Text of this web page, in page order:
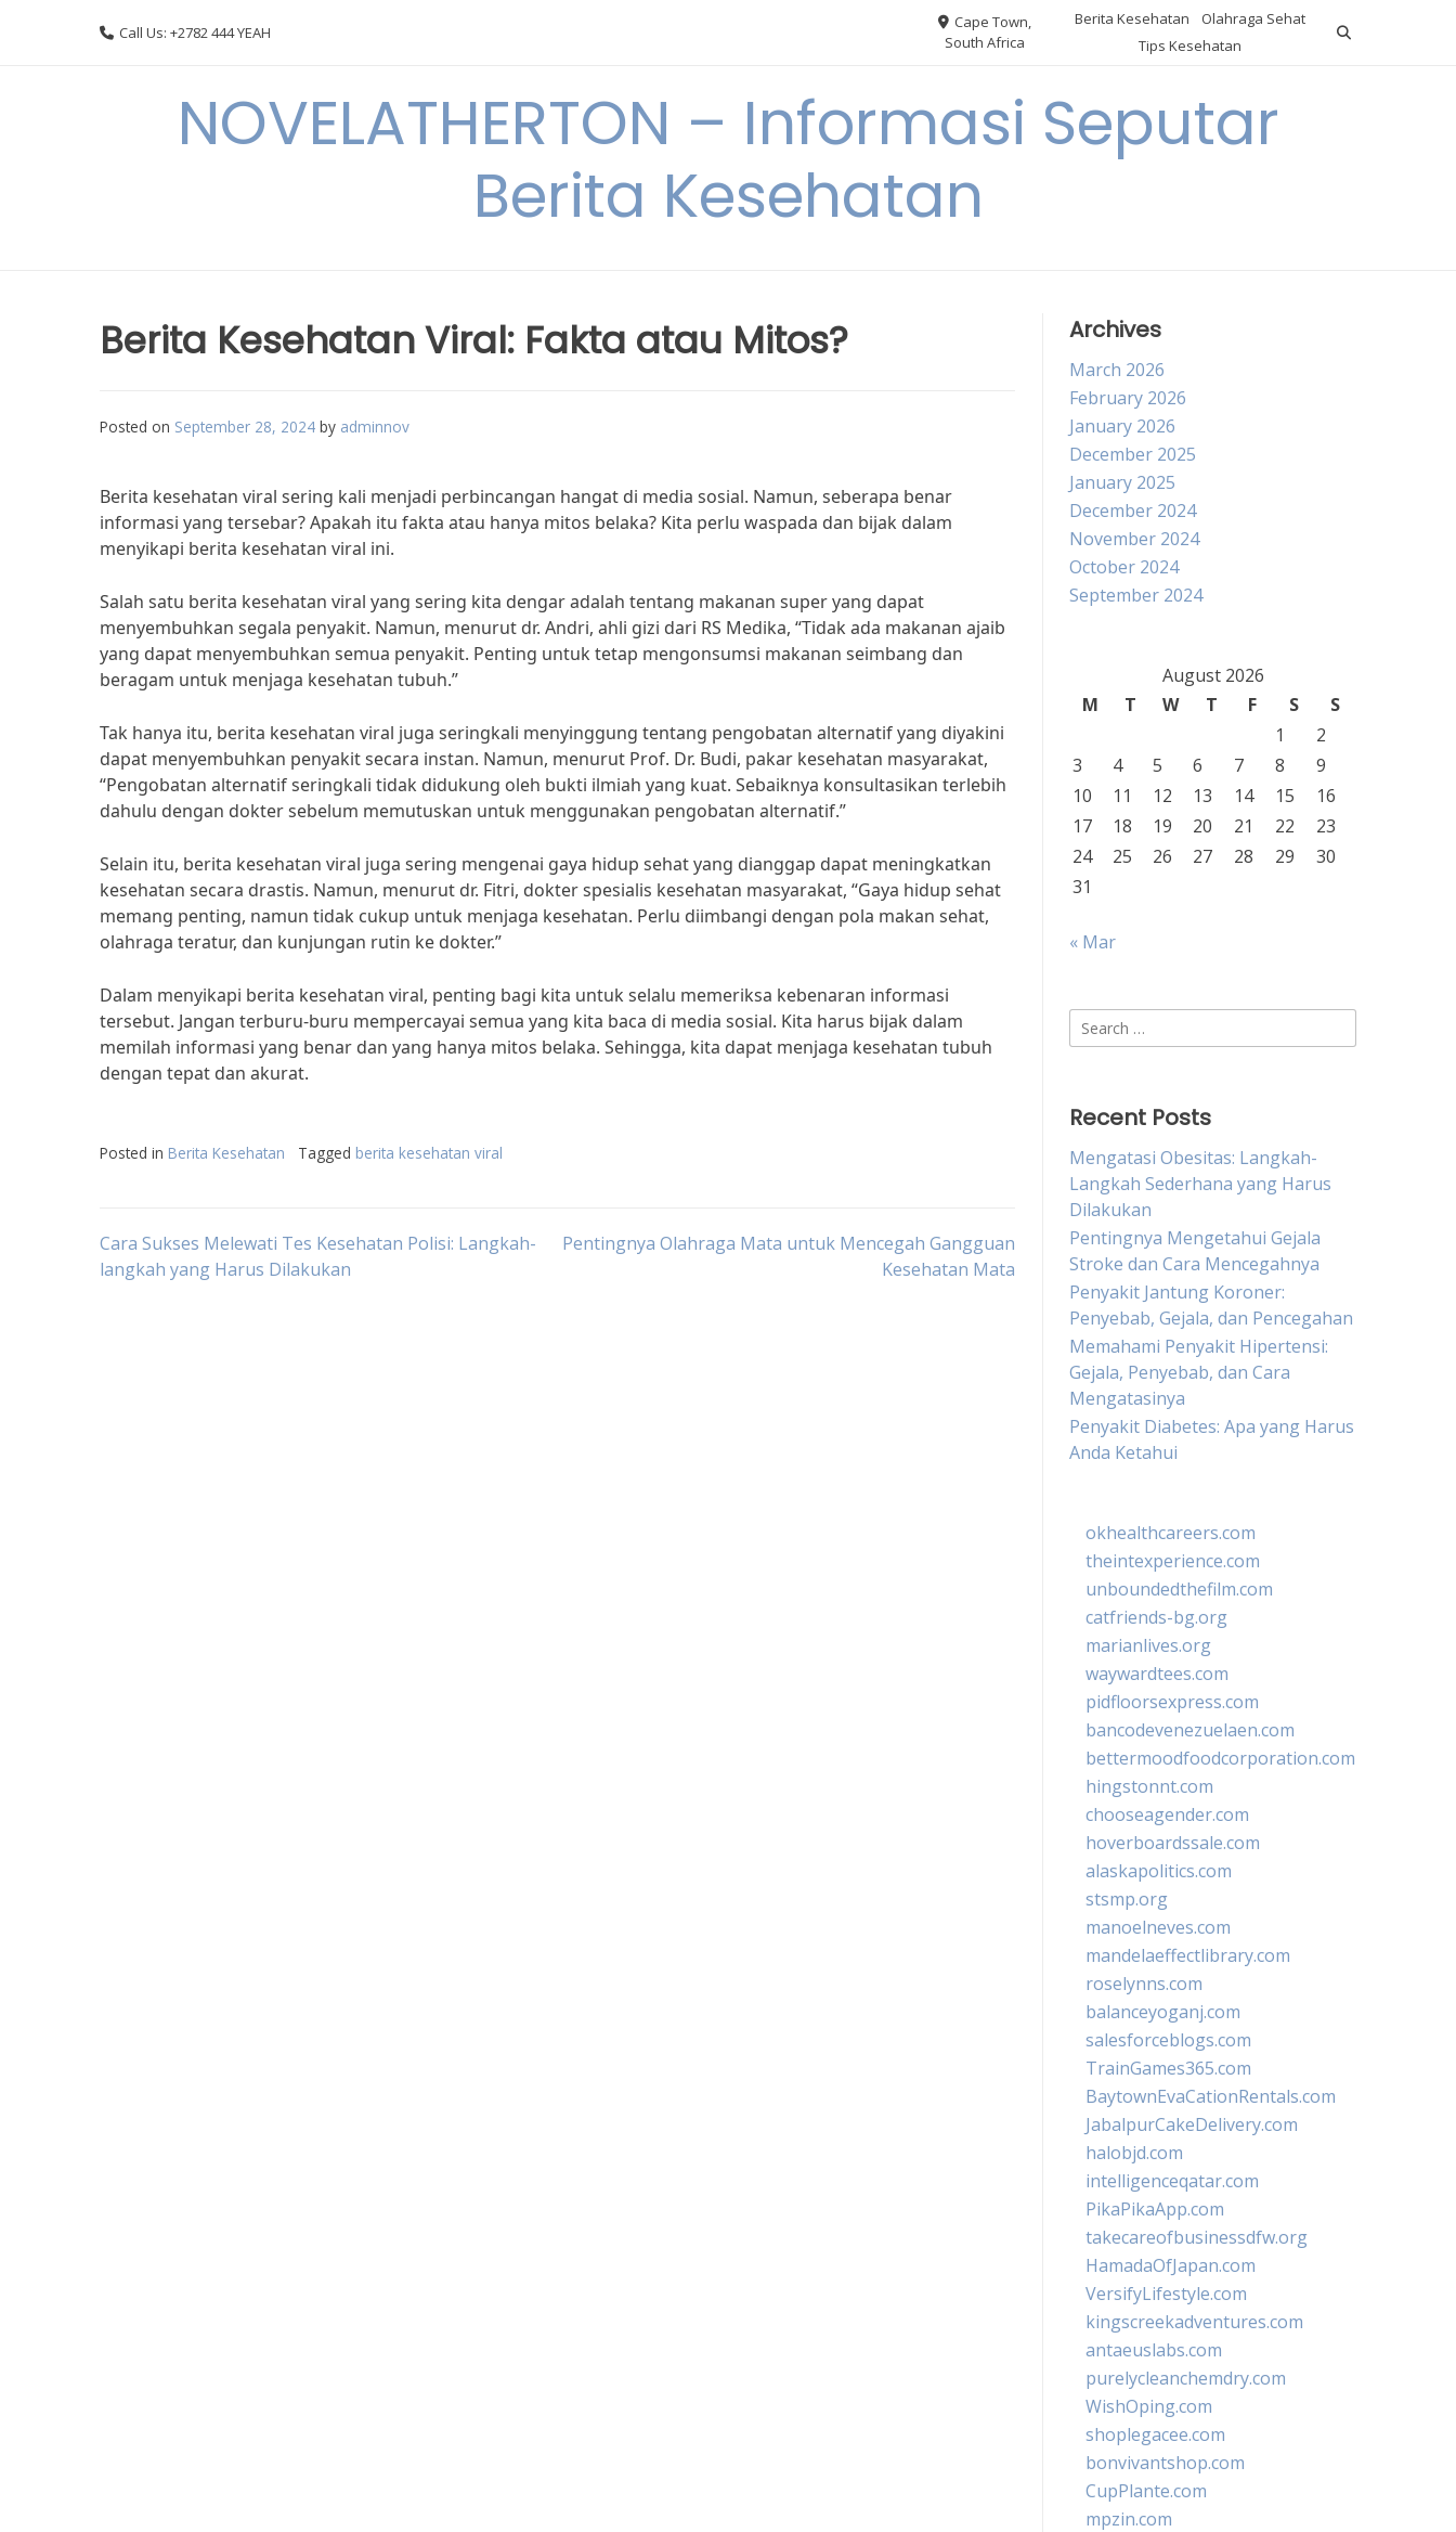
Call Us: +2782 444 YEAH
Cape Town,
South Africa
Berita Kesehatan
Olahraga Sehat
Tips Kesehatan
NOVELATHERTON – Informasi Seputar
Berita Kesehatan
Berita Kesehatan Viral: Fakta atau Mitos?
Posted on September 28, 2024 by adminnov
Berita kesehatan viral sering kali menjadi perbincangan hangat di media sosial. Namun, seberapa benar
informasi yang tersebar? Apakah itu fakta atau hanya mitos belaka? Kita perlu waspada dan bijak dalam
menyikapi berita kesehatan viral ini.
Salah satu berita kesehatan viral yang sering kita dengar adalah tentang makanan super yang dapat
menyembuhkan segala penyakit. Namun, menurut dr. Andri, ahli gizi dari RS Medika, “Tidak ada makanan ajaib
yang dapat menyembuhkan semua penyakit. Penting untuk tetap mengonsumsi makanan seimbang dan
beragam untuk menjaga kesehatan tubuh.”
Tak hanya itu, berita kesehatan viral juga seringkali menyinggung tentang pengobatan alternatif yang diyakini
dapat menyembuhkan penyakit secara instan. Namun, menurut Prof. Dr. Budi, pakar kesehatan masyarakat,
“Pengobatan alternatif seringkali tidak didukung oleh bukti ilmiah yang kuat. Sebaiknya konsultasikan terlebih
dahulu dengan dokter sebelum memutuskan untuk menggunakan pengobatan alternatif.”
Selain itu, berita kesehatan viral juga sering mengenai gaya hidup sehat yang dianggap dapat meningkatkan
kesehatan secara drastis. Namun, menurut dr. Fitri, dokter spesialis kesehatan masyarakat, “Gaya hidup sehat
memang penting, namun tidak cukup untuk menjaga kesehatan. Perlu diimbangi dengan pola makan sehat,
olahraga teratur, dan kunjungan rutin ke dokter.”
Dalam menyikapi berita kesehatan viral, penting bagi kita untuk selalu memeriksa kebenaran informasi
tersebut. Jangan terburu-buru mempercayai semua yang kita baca di media sosial. Kita harus bijak dalam
memilah informasi yang benar dan yang hanya mitos belaka. Sehingga, kita dapat menjaga kesehatan tubuh
dengan tepat dan akurat.
Posted in Berita Kesehatan Tagged berita kesehatan viral
Post
Cara Sukses Melewati Tes Kesehatan Polisi: Langkah-
langkah yang Harus Dilakukan
Pentingnya Olahraga Mata untuk Mencegah Gangguan
Kesehatan Mata
Archives
March 2026
February 2026
January 2026
December 2025
January 2025
December 2024
November 2024
October 2024
September 2024
August 2026
M
T W T F S
S
1
2
3
4 5 6 7 8
9
10
11 12 13 14 15
16
17
18 19 20 21 22
23
24
25 26 27 28 29
30
31
« Mar
Search
for:
Recent Posts
Mengatasi Obesitas: Langkah-
Langkah Sederhana yang Harus
Dilakukan
Pentingnya Mengetahui Gejala
Stroke dan Cara Mencegahnya
Penyakit Jantung Koroner:
Penyebab, Gejala, dan Pencegahan
Memahami Penyakit Hipertensi:
Gejala, Penyebab, dan Cara
Mengatasinya
Penyakit Diabetes: Apa yang Harus
Anda Ketahui
okhealthcareers.com
theintexperience.com
unboundedthefilm.com
catfriends-bg.org
marianlives.org
waywardtees.com
pidfloorsexpress.com
bancodevenezuelaen.com
bettermoodfoodcorporation.com
hingstonnt.com
chooseagender.com
hoverboardssale.com
alaskapolitics.com
stsmp.org
manoelneves.com
mandelaeffectlibrary.com
roselynns.com
balanceyoganj.com
salesforceblogs.com
TrainGames365.com
BaytownEvaCationRentals.com
JabalpurCakeDelivery.com
halobjd.com
intelligenceqatar.com
PikaPikaApp.com
takecareofbusinessdfw.org
HamadaOfJapan.com
VersifyLifestyle.com
kingscreekadventures.com
antaeuslabs.com
purelycleanchemdry.com
WishOping.com
shoplegacee.com
bonvivantshop.com
CupPlante.com
mpzin.com